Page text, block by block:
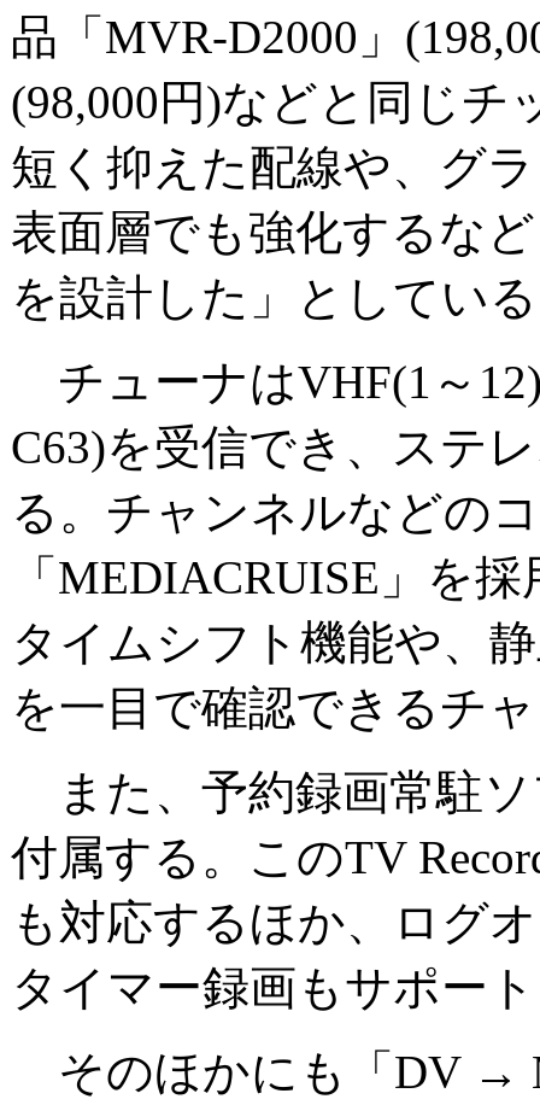
品「MVR-D2000」
(98,000円)などと同じ
短く抑えた配線や、グ
表面層でも強化するな
を設計した」としてい
チューナはVHF(1～
C63)を受信でき、ステ
る。チャンネルなどの
「MEDIACRUISE」を
タイムシフト機能や、
を一目で確認できるチ
また、予約録画常駐ソ
付属する。このTV
も対応するほか、ログ
タイマー録画もサポー
そのほかにも「DV →